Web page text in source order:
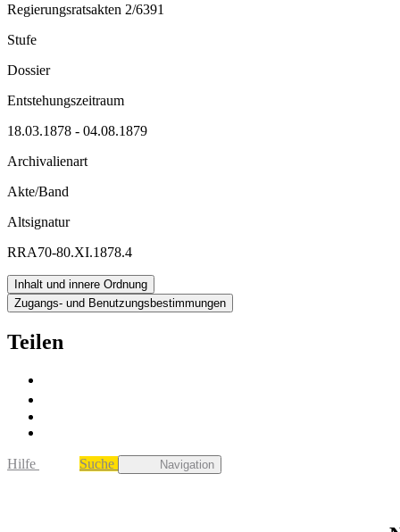
Regierungsratsakten 2/6391
Stufe
Dossier
Entstehungszeitraum
18.03.1878 - 04.08.1879
Archivalienart
Akte/Band
Altsignatur
RRA70-80.XI.1878.4
Inhalt und innere Ordnung
Zugangs- und Benutzungsbestimmungen
Teilen
Hilfe Suche Navigation